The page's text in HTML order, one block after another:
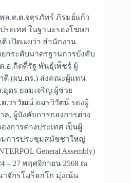
ล.ต.ต.จตุรภัทร์ ภิรมย์แก้ว
ระเทศ ในฐานะรองโฆษก
เปิดเผยว่า สำนักงาน
กระดับมาตรฐานการบังคับ
อ.กิตติ์รัฐ พันธุ์เพ็ชร์ ผู้
ติ (ผบ.ตร.) ส่งคณะผู้แทน
อุดร ยอมเจริญ ผู้ช่วย
.วรวัฒน์ อมรวิวัตน์ รองผู้
, ผู้บังคับการกองการต่าง
งการต่างประเทศ เป็นผู้
มการประชุมสมัชชาใหญ่
General Assembly)
– 27 พฤศจิกายน 2568 ณ
จักรโมร็อกโก มุ่งเน้น